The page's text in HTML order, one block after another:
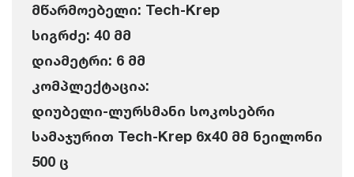
მწარმოებელი: Tech-Krep
სიგრძე: 40 მმ
დიამეტრი: 6 მმ
კომპლექტაცია:
დიუბელი-ლურსმანი სოკოსებრი
სამაჯურით Tech-Krep 6x40 მმ ნეილონი
500 ც